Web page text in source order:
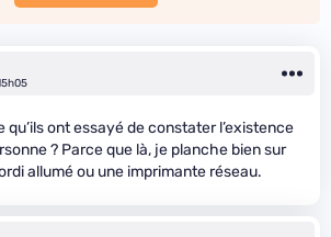
qu’ils ont essayé de constater l’existence
? Parce que là, je planche bien sur
allumé ou une imprimante réseau.